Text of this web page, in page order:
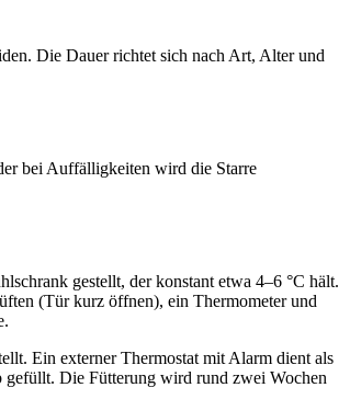
Die Dauer richtet sich nach Art, Alter und
bei Auffälligkeiten wird die Starre
gestellt, der konstant etwa 4–6 °C hält.
(Tür kurz öffnen), ein Thermometer und
Ein externer Thermostat mit Alarm dient als
gefüllt. Die Fütterung wird rund zwei Wochen